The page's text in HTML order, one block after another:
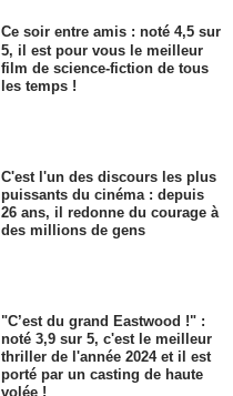
Ce soir entre amis : noté 4,5 sur
5, il est pour vous le meilleur
film de science-fiction de tous
les temps !
C'est l'un des discours les plus
puissants du cinéma : depuis
26 ans, il redonne du courage à
des millions de gens
"C’est du grand Eastwood !" :
noté 3,9 sur 5, c'est le meilleur
thriller de l'année 2024 et il est
porté par un casting de haute